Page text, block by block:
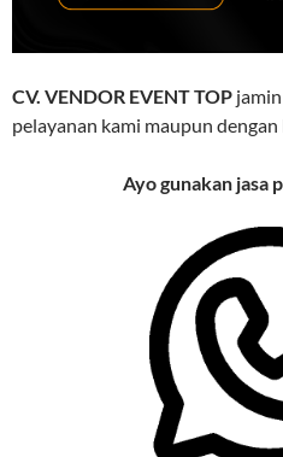
CV. VENDOR EVENT TOP
pelayanan kami maupun
Ayo gunakan jasa